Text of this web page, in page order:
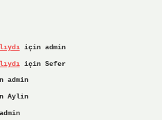
için admin
için Sefer
admin
Aylin
admin